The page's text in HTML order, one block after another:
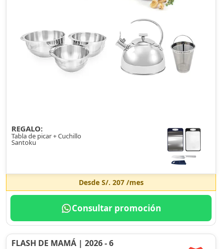
REGALO:
Tabla de picar + Cuchillo
Santoku
Desde S/. 207/mes
Consultar promoción
FLASH DE MAMÁ | 2026 - 6